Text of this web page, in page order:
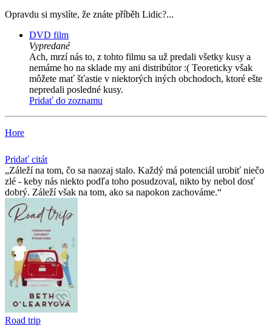
Opravdu si myslíte, že znáte příběh Lidic?...
DVD film
Vypredané
Ach, mrzí nás to, z tohto filmu sa už predali všetky kusy a
nemáme ho na sklade my ani distribútor :( Teoreticky však
môžete mať šťastie v niektorých iných obchodoch, ktoré ešte
nepredali posledné kusy.
Pridať do zoznamu
Hore
Pridať citát
Záleží na tom, čo sa naozaj stalo. Každý má potenciál urobiť niečo
zlé - keby nás niekto podľa toho posudzoval, nikto by nebol dosť
dobrý. Záleží však na tom, ako sa napokon zachováme.
Road trip